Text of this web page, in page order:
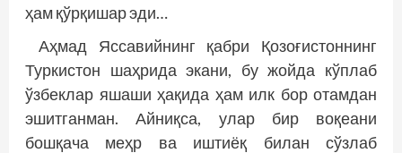
ҳам қўрқишар эди…
Аҳмад Яссавийнинг қабри Қозоғистоннинг
Туркистон шаҳрида экани, бу жойда кўплаб
ўзбеклар яшаши ҳақида ҳам илк бор отамдан
эшитганман. Айниқса, улар бир воқеани
бошқача меҳр ва иштиёқ билан сўзлаб